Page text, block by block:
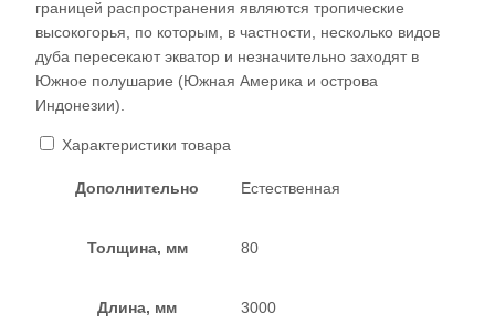
границей распространения являются тропические
высокогорья, по которым, в частности, несколько видов
дуба пересекают экватор и незначительно заходят в
Южное полушарие (Южная Америка и острова
Индонезии).
Характеристики товара
Дополнительно Естественная
Толщина, мм 80
Длина, мм 3000